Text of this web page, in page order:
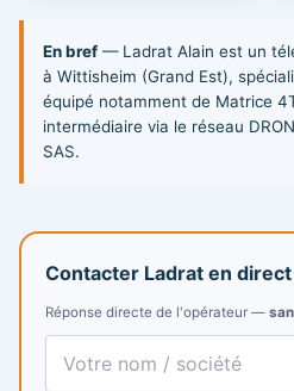
En bref — Ladrat Alain est un
à Wittisheim (Grand Est),
équipé notamment de Matrice
intermédiaire via le réseau
SAS.
Contacter Ladrat en direct
Réponse directe de l'opérateur —